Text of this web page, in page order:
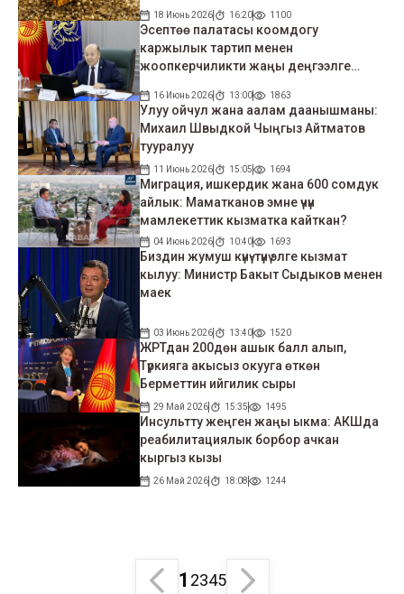
18 Июнь 2026 16:20 1100
Эсептөө палатасы коомдогу
каржылык тартип менен
жоопкерчиликти жаңы деңгээлге
16 Июнь 2026 13:00 1863
Улуу ойчул жана аалам даанышманы:
Михаил Швыдкой Чыңгыз Айтматов
тууралуу
11 Июнь 2026 15:05 1694
Миграция, ишкердик жана 600 сомдук
айлык: Маматканов эмне үчүн
мамлекеттик кызматка кайткан?
04 Июнь 2026 10:40 1693
Биздин жумуш күнү-түнү элге кызмат
кылуу: Министр Бакыт Сыдыков менен
маек
03 Июнь 2026 13:40 1520
ЖРТдан 200дөн ашык балл алып,
Түркияга акысыз окууга өткөн
Берметтин ийгилик сыры
29 Май 2026 15:35 1495
Инсультту жеңген жаңы ыкма: АКШда
реабилитациялык борбор ачкан
кыргыз кызы
26 Май 2026 18:08 1244
1 2345